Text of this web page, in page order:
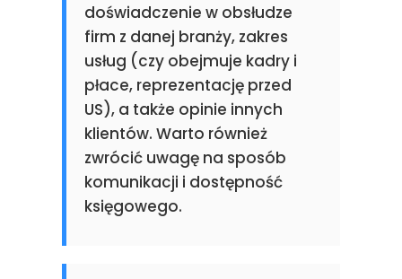
doświadczenie w obsłudze
firm z danej branży, zakres
usług (czy obejmuje kadry i
płace, reprezentację przed
US), a także opinie innych
klientów. Warto również
zwrócić uwagę na sposób
komunikacji i dostępność
księgowego.